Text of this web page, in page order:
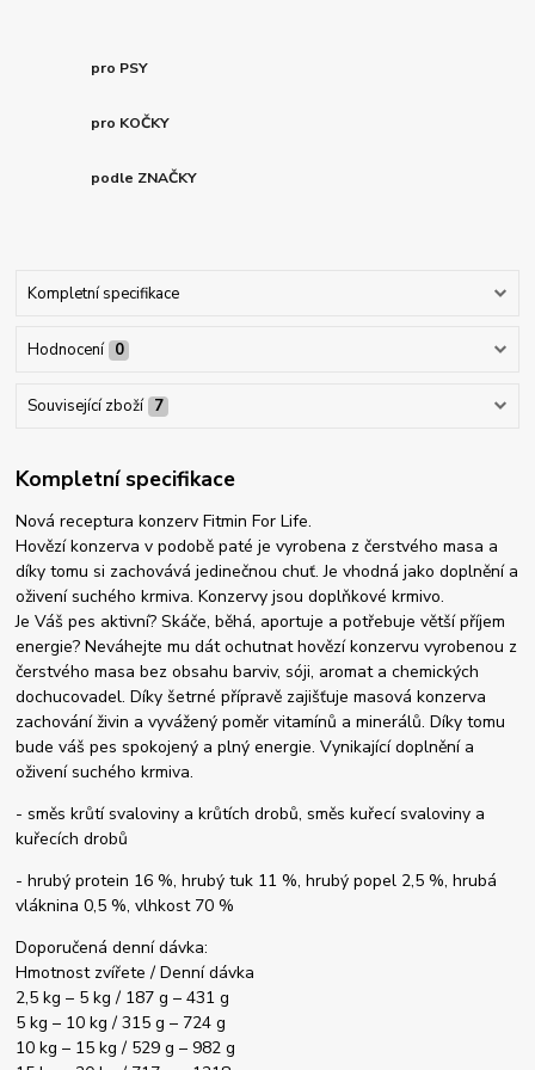
pro PSY
pro KOČKY
podle ZNAČKY
Kompletní specifikace
Hodnocení 0
Související zboží 7
Kompletní specifikace
Nová receptura konzerv Fitmin For Life.
Hovězí konzerva v podobě paté je vyrobena z čerstvého masa a
díky tomu si zachovává jedinečnou chuť. Je vhodná jako doplnění a
oživení suchého krmiva. Konzervy jsou doplňkové krmivo.
Je Váš pes aktivní? Skáče, běhá, aportuje a potřebuje větší příjem
energie? Neváhejte mu dát ochutnat hovězí konzervu vyrobenou z
čerstvého masa bez obsahu barviv, sóji, aromat a chemických
dochucovadel. Díky šetrné přípravě zajišťuje masová konzerva
zachování živin a vyvážený poměr vitamínů a minerálů. Díky tomu
bude váš pes spokojený a plný energie. Vynikající doplnění a
oživení suchého krmiva.
- směs krůtí svaloviny a krůtích drobů, směs kuřecí svaloviny a
kuřecích drobů
- hrubý protein 16 %, hrubý tuk 11 %, hrubý popel 2,5 %, hrubá
vláknina 0,5 %, vlhkost 70 %
Doporučená denní dávka:
Hmotnost zvířete / Denní dávka
2,5 kg – 5 kg / 187 g – 431 g
5 kg – 10 kg / 315 g – 724 g
10 kg – 15 kg / 529 g – 982 g